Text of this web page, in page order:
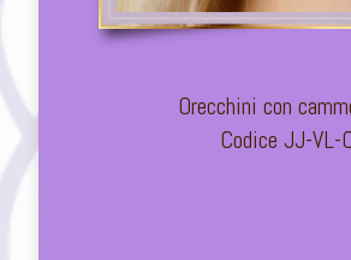
Orecchini con
Codice JJ-VL-